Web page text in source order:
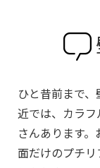
ひと昔前まで
近では、カラ
さんあります
面だけのプチ